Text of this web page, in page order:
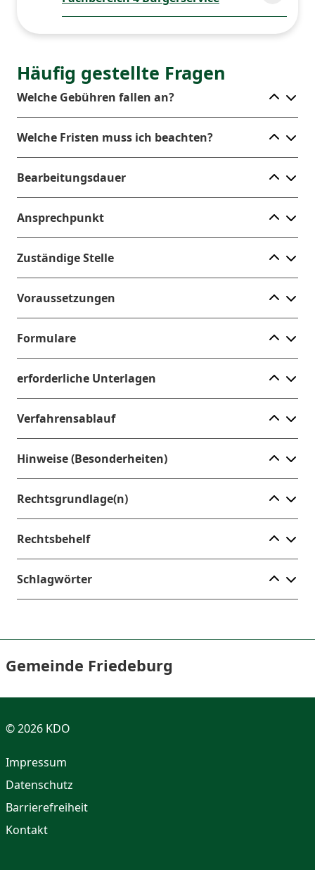
Häufig gestellte Fragen
Welche Gebühren fallen an?
Welche Fristen muss ich beachten?
Bearbeitungsdauer
Ansprechpunkt
Zuständige Stelle
Voraussetzungen
Formulare
erforderliche Unterlagen
Verfahrensablauf
Hinweise (Besonderheiten)
Rechtsgrundlage(n)
Rechtsbehelf
Schlagwörter
Gemeinde Friedeburg
© 2026 KDO
Impressum
Datenschutz
Barrierefreiheit
Kontakt